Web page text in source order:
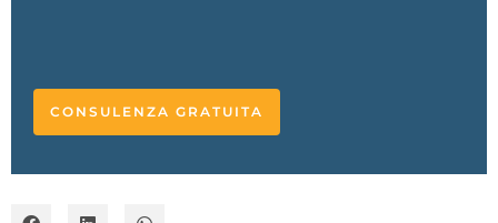
CONSULENZA GRATUITA